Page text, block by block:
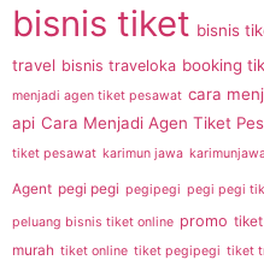
bisnis tiket bisnis
travel bisnis traveloka booking
menjadi agen tiket pesawat cara
api Cara Menjadi Agen Tiket
tiket pesawat karimun jawa
Agent pegi pegi pegipegi pegi pegi
peluang bisnis tiket online promo tiket
murah tiket online tiket pegipegi tiket